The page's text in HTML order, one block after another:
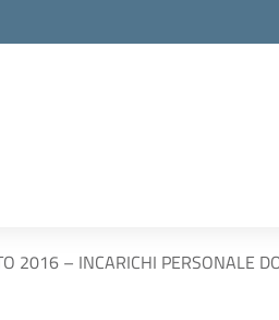
2016 – INCARICHI PERSONALE